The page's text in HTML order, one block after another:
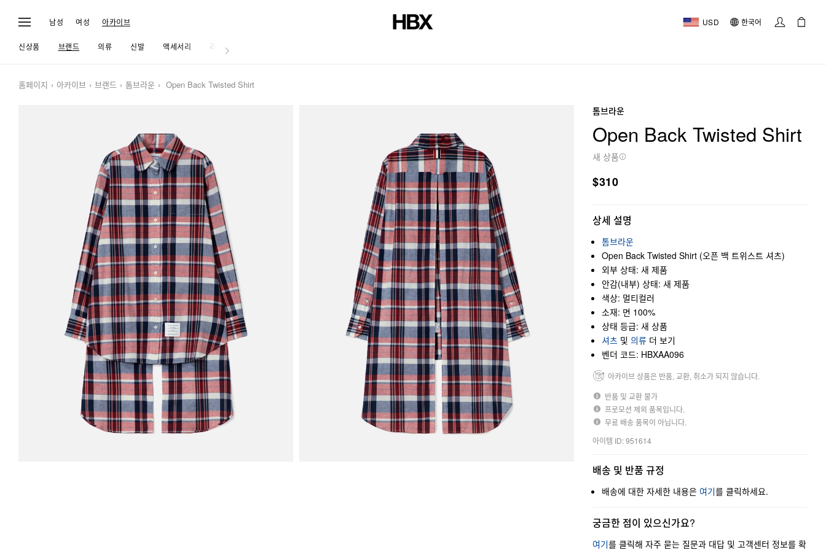
남성 여성 아카이브 USD 한국어
신상품 브랜드 의류 신발 액세서리 라이프
홈페이지 아카이브 브랜드 톰브라운 Open Back Twisted Shirt
톰브라운
Open Back Twisted Shirt
새 상품
$310
상세 설명
톰브라운
Open Back Twisted Shirt (오픈 백 트위스트 셔츠)
외부 상태: 새 제품
안감(내부) 상태: 새 제품
색상: 멀티컬러
소재: 면 100%
상태 등급: 새 상품
셔츠 및 의류 더 보기
벤더 코드: HBXAA096
아카이브 상품은 반품, 교환, 취소가 되지 않습니다.
반품 및 교환 불가
프로모션 제외 품목입니다.
무료 배송 품목이 아닙니다.
아이템 ID: 951614
배송 및 반품 규정
배송에 대한 자세한 내용은 여기를 클릭하세요.
궁금한 점이 있으신가요?
여기를 클릭해 자주 묻는 질문과 대답 및 고객센터 정보를 확